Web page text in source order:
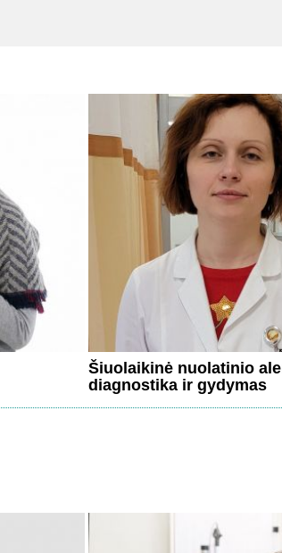
Šiuolaikinė nuolatinio
diagnostika ir gydymas